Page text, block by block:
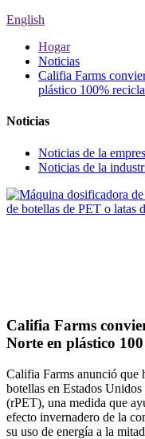
English
Hogar
Noticias
Califia Farms
plástico 100%
Noticias
Noticias de la
Noticias de la
Califia Farms
Norte en plástico
Califia Farms anunció que
botellas en Estados
(rPET), una medida que
efecto invernadero de la
su uso de energía a la